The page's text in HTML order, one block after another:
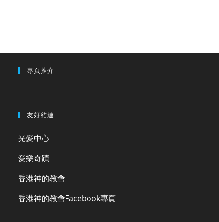
專頁推介
友好結連
光愛中心
愛樂奇蹟
香港神的教會
香港神的教會Facebook專頁